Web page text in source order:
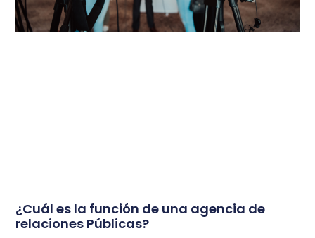
¿Cuál es la función de una agencia de
relaciones Públicas?